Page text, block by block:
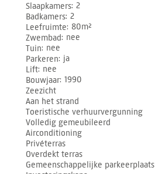
Slaapkamers 2
Badkamers 2
Leefruimte 80m²
Zwembad nee
Tuin nee
Parkeren ja
Lift nee
Bouwjaar 1990
Zeezicht
Aan het strand
Toeristische verhuurvergunning
Volledig gemeubileerd
Airconditioning
Privéterras
Overdekt terras
Gemeenschappelijke parkeerplaats